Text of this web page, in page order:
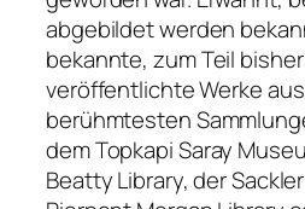
abgebildet werden
bekannte, zum Teil
veröffentlichte Werke
berühmtesten
dem Topkapi Saray
Beatty Library, der